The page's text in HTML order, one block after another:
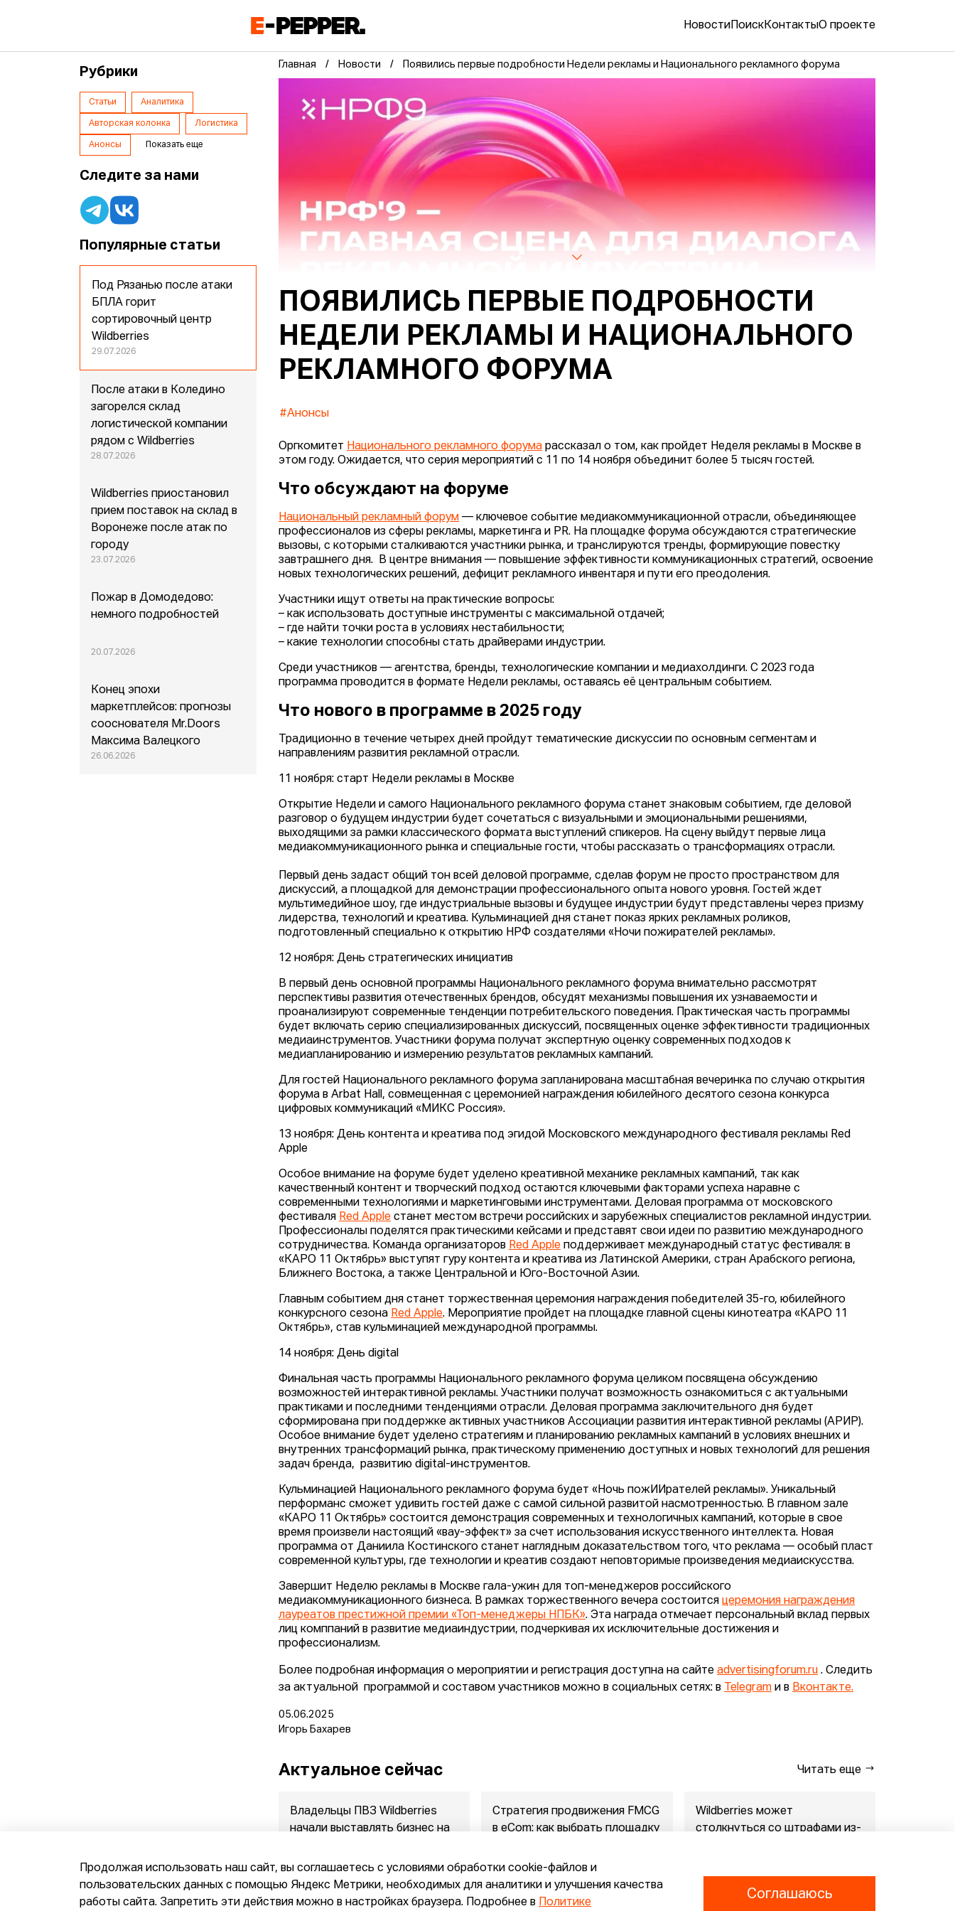
Новости ПоискКонтактыО проекте
Главная Новости Появились первые подробности Недели рекламы и Национального рекламного форума
ПОЯВИЛИСЬ ПЕРВЫЕ ПОДРОБНОСТИ
НЕДЕЛИ РЕКЛАМЫ И НАЦИОНАЛЬНОГО
РЕКЛАМНОГО ФОРУМА
#Анонсы
Оргкомитет Национального рекламного форума рассказал о том, как пройдет Неделя рекламы в Москве в
этом году. Ожидается, что серия мероприятий с 11 по 14 ноября объединит более 5 тысяч гостей.
Что обсуждают на форуме
Национальный рекламный форум — ключевое событие медиакоммуникационной отрасли, объединяющее
профессионалов из сферы рекламы, маркетинга и PR. На площадке форума обсуждаются стратегические
вызовы, с которыми сталкиваются участники рынка, и транслируются тренды, формирующие повестку
завтрашнего дня. В центре внимания — повышение эффективности коммуникационных стратегий, освоение
новых технологических решений, дефицит рекламного инвентаря и пути его преодоления.
Участники ищут ответы на практические вопросы:
– как использовать доступные инструменты с максимальной отдачей;
– где найти точки роста в условиях нестабильности;
– какие технологии способны стать драйверами индустрии.
Среди участников — агентства, бренды, технологические компании и медиахолдинги. С 2023 года
программа проводится в формате Недели рекламы, оставаясь её центральным событием.
Что нового в программе в 2025 году
Традиционно в течение четырех дней пройдут тематические дискуссии по основным сегментам и
направлениям развития рекламной отрасли.
11 ноября: старт Недели рекламы в Москве
Открытие Недели и самого Национального рекламного форума станет знаковым событием, где деловой
разговор о будущем индустрии будет сочетаться с визуальными и эмоциональными решениями,
выходящими за рамки классического формата выступлений спикеров. На сцену выйдут первые лица
медиакоммуникационного рынка и специальные гости, чтобы рассказать о трансформациях отрасли.
Первый день задаст общий тон всей деловой программе, сделав форум не просто пространством для
дискуссий, а площадкой для демонстрации профессионального опыта нового уровня. Гостей ждет
мультимедийное шоу, где индустриальные вызовы и будущее индустрии будут представлены через призму
лидерства, технологий и креатива. Кульминацией дня станет показ ярких рекламных роликов,
подготовленный специально к открытию НРФ создателями «Ночи пожирателей рекламы».
12 ноября: День стратегических инициатив
В первый день основной программы Национального рекламного форума внимательно рассмотрят
перспективы развития отечественных брендов, обсудят механизмы повышения их узнаваемости и
проанализируют современные тенденции потребительского поведения. Практическая часть программы
будет включать серию специализированных дискуссий, посвященных оценке эффективности традиционных
медиаинструментов. Участники форума получат экспертную оценку современных подходов к
медиапланированию и измерению результатов рекламных кампаний.
Для гостей Национального рекламного форума запланирована масштабная вечеринка по случаю открытия
форума в Arbat Hall, совмещенная с церемонией награждения юбилейного десятого сезона конкурса
цифровых коммуникаций «МИКС Россия».
13 ноября: День контента и креатива под эгидой Московского международного фестиваля рекламы Red
Apple
Особое внимание на форуме будет уделено креативной механике рекламных кампаний, так как
качественный контент и творческий подход остаются ключевыми факторами успеха наравне с
современными технологиями и маркетинговыми инструментами. Деловая программа от московского
фестиваля Red Apple станет местом встречи российских и зарубежных специалистов рекламной индустрии.
Профессионалы поделятся практическими кейсами и представят свои идеи по развитию международного
сотрудничества. Команда организаторов Red Apple поддерживает международный статус фестиваля: в
«КАРО 11 Октябрь» выступят гуру контента и креатива из Латинской Америки, стран Арабского региона,
Ближнего Востока, а также Центральной и Юго-Восточной Азии.
Главным событием дня станет торжественная церемония награждения победителей 35-го, юбилейного
конкурсного сезона Red Apple. Мероприятие пройдет на площадке главной сцены кинотеатра «КАРО 11
Октябрь», став кульминацией международной программы.
14 ноября: День digital
Финальная часть программы Национального рекламного форума целиком посвящена обсуждению
возможностей интерактивной рекламы. Участники получат возможность ознакомиться с актуальными
практиками и последними тенденциями отрасли. Деловая программа заключительного дня будет
сформирована при поддержке активных участников Ассоциации развития интерактивной рекламы (АРИР).
Особое внимание будет уделено стратегиям и планированию рекламных кампаний в условиях внешних и
внутренних трансформаций рынка, практическому применению доступных и новых технологий для решения
задач бренда, развитию digital-инструментов.
Кульминацией Национального рекламного форума будет «Ночь пожИИрателей рекламы». Уникальный
перформанс сможет удивить гостей даже с самой сильной развитой насмотренностью. В главном зале
«КАРО 11 Октябрь» состоится демонстрация современных и технологичных кампаний, которые в свое
время произвели настоящий «вау-эффект» за счет использования искусственного интеллекта. Новая
программа от Даниила Костинского станет наглядным доказательством того, что реклама — особый пласт
современной культуры, где технологии и креатив создают неповторимые произведения медиаискусства.
Завершит Неделю рекламы в Москве гала-ужин для топ-менеджеров российского
медиакоммуникационного бизнеса. В рамках торжественного вечера состоитсяцеремония награждения
лауреатов престижной премии «Топ-менеджеры НПБК». Эта награда отмечает персональный вклад первых
лиц комппаний в развитие медиаиндустрии, подчеркивая их исключительные достижения и
профессионализм.
Более подробная информация о мероприятии и регистрация доступна на сайтеadvertisingforum.ru . Следить
за актуальной программой и составом участников можно в социальных сетях: в
Telegram и в Вконтакте.
05.06.2025
Игорь Бахарев
Актуальное сейчас Читать еще
Владельцы ПВЗ Wildberries
начали выставлять бизнес на
07.08.2026
Стратегия продвижения FMCG
в eСom: как выбрать площадку
07.08.2026
Wildberries может
столкнуться со штрафами из-
Рубрики
Статьи Аналитика
Авторская колонка Логистика
Анонсы Показать еще
Следите за нами
Популярные статьи
Под Рязанью после атаки
БПЛА горит
сортировочный центр
Wildberries
29.07.2026
После атаки в Коледино
загорелся склад
логистической компании
рядом с Wildberries
28.07.2026
Wildberries приостановил
прием поставок на склад в
Воронеже после атак по
городу
23.07.2026
Пожар в Домодедово:
немного подробностей
20.07.2026
Конец эпохи
маркетплейсов: прогнозы
сооснователя Mr.Doors
Максима Валецкого
26.06.2026
Продолжая использовать наш сайт, вы соглашаетесь с условиями обработки cookie-файлов и
пользовательских данных с помощью Яндекс Метрики, необходимых для аналитики и улучшения качества
работы сайта. Запретить эти действия можно в настройках браузера. Подробнее в
Политике
Соглашаюсь